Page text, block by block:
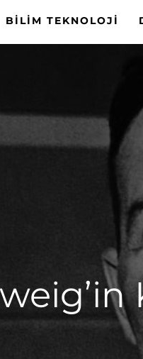
BILIM TEKNOLOJI